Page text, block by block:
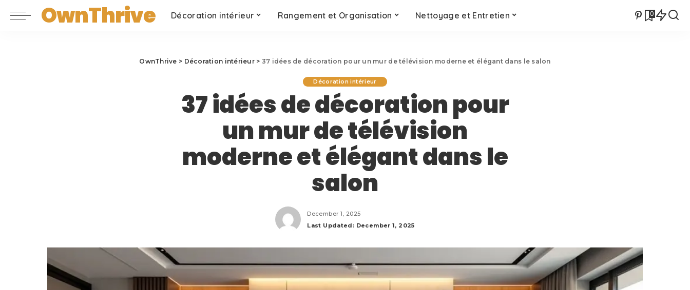
OwnThrive Décoration intérieur Rangement et Organisation Nettoyage et Entretien 0
OwnThrive > Décoration intérieur> 37 idées de décoration pour un mur de télévision moderne et élégant dans le salon
Décoration intérieur
37 idées de décoration pour
un mur de télévision
moderne et élégant dans le
salon
December 1, 2025
Last Updated: December 1, 2025